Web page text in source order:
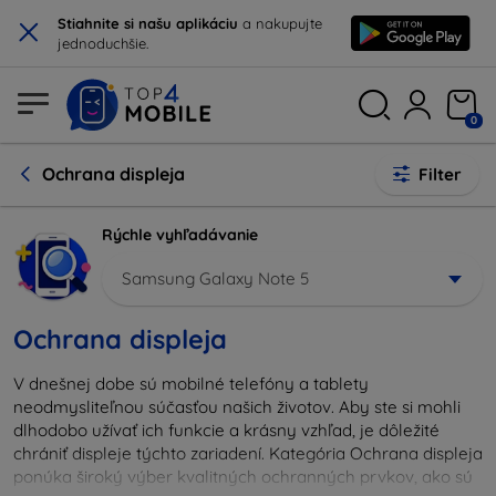
× Stiahnite si našu aplikáciu a nakupujte
jednoduchšie.
0
Ochrana displeja Filter
Rýchle vyhľadávanie
Samsung Galaxy Note 5
Ochrana displeja
V dnešnej dobe sú mobilné telefóny a tablety
neodmysliteľnou súčasťou našich životov. Aby ste si mohli
dlhodobo užívať ich funkcie a krásny vzhľad, je dôležité
chrániť displeje týchto zariadení. Kategória Ochrana displeja
ponúka široký výber kvalitných ochranných prvkov, ako sú